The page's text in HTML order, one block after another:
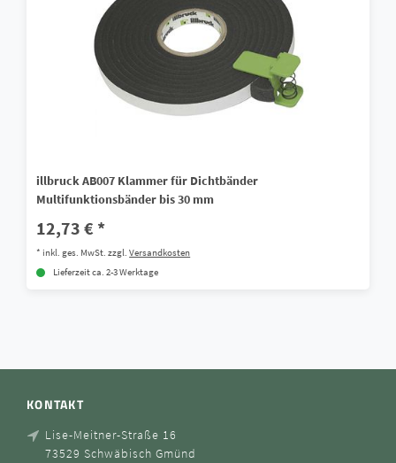
illbruck AB007 Klammer für Dichtbänder
Multifunktionsbänder bis 30 mm
12,73 € *
*inkl. ges. MwSt. zzgl.Versandkosten
Lieferzeit ca. 2-3 Werktage
KONTAKT
Lise-Meitner-Straße 16
73529 Schwäbisch Gmünd